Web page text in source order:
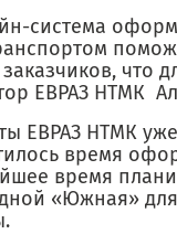
система
что
ЕВРАЗ НТМК
ЕВРАЗ НТМК
время
время
«Южная»